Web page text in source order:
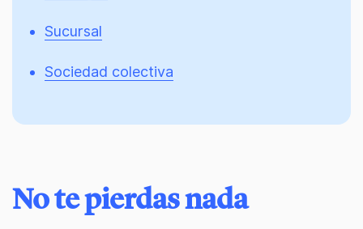
Sucursal
Sociedad colectiva
No te pierdas nada